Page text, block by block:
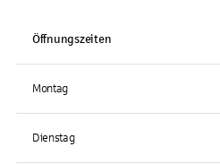
Öffnungszeiten
Montag
Dienstag